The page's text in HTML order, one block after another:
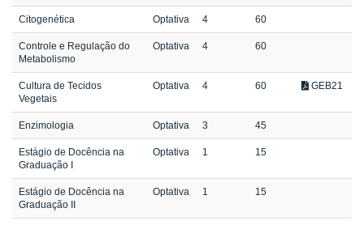
Citogenética Optativa 4 60
Controle e Regulação do
Metabolismo
Optativa 4 60
Cultura de Tecidos
Vegetais
Optativa 4 60 GEB21
Enzimologia Optativa 3 45
Estágio de Docência na
Graduação I
Optativa 1 15
Estágio de Docência na
Graduação II
Optativa 1 15